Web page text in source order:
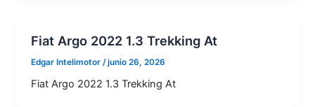
Fiat Argo 2022 1.3 Trekking At
Edgar Intelimotor/junio 26, 2026
Fiat Argo 2022 1.3 Trekking At